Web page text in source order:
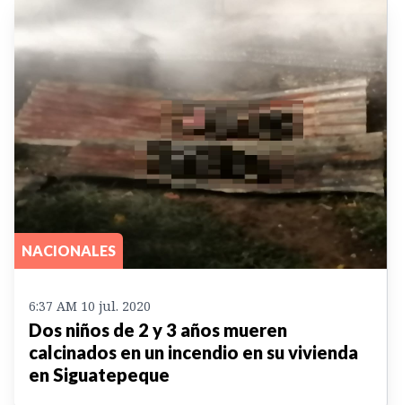
NACIONALES
6:37 AM 10 jul. 2020
Dos niños de 2 y 3 años mueren
calcinados en un incendio en su vivienda
en Siguatepeque